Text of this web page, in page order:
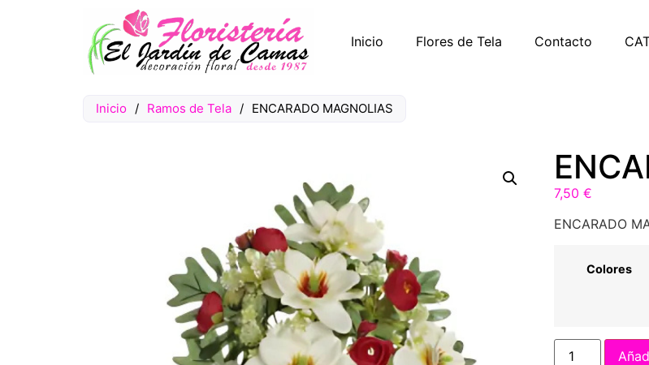
Inicio Flores de Tela Contacto
Inicio / Ramos de Tela / ENCARADO MAGNOLIAS
7,50 €
ENCARADO
Colores